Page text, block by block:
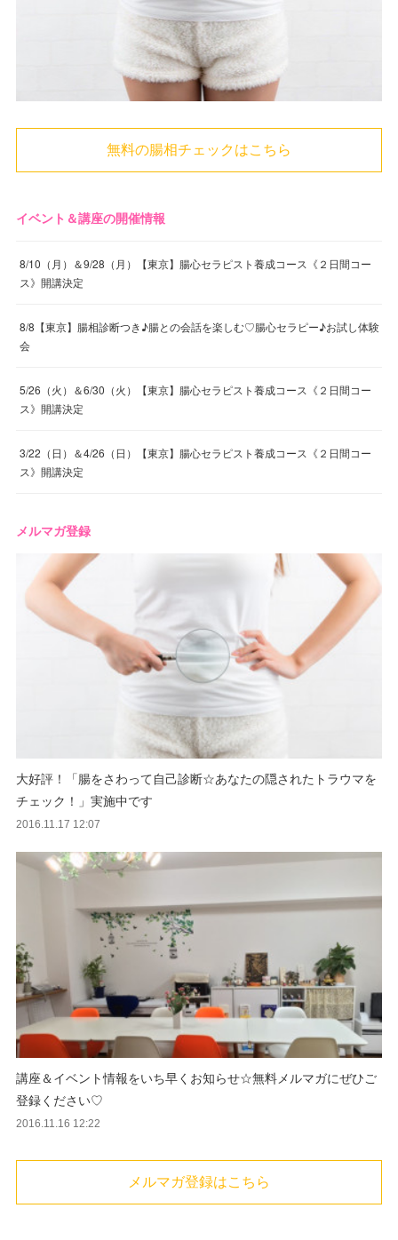
無料の腸相チェックはこちら
イベント＆講座の開催情報
8/10（月）＆9/28（月）【東京】腸心セラピスト養成コース《２日間コー
ス》開講決定
8/8【東京】腸相診断つき♪腸との会話を楽しむ♡腸心セラピー♪お試し体験
会
5/26（火）＆6/30（火）【東京】腸心セラピスト養成コース《２日間コー
ス》開講決定
3/22（日）＆4/26（日）【東京】腸心セラピスト養成コース《２日間コー
ス》開講決定
メルマガ登録
大好評！「腸をさわって自己診断☆あなたの隠されたトラウマを
チェック！」実施中です
2016.11.17 12:07
講座＆イベント情報をいち早くお知らせ☆無料メルマガにぜひご
登録ください♡
2016.11.16 12:22
メルマガ登録はこちら